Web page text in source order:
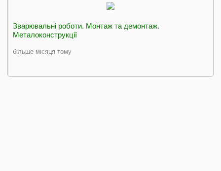
Зварювальні роботи. Монтаж та демонтаж.
Металоконструкції
більше місяця тому